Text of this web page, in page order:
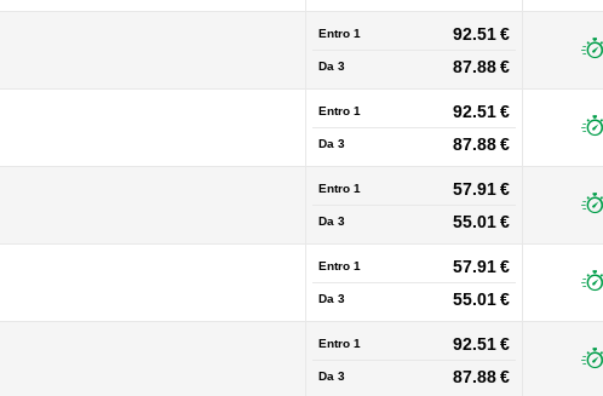
Entro 1 92.51 €
Da 3 87.88 €
Entro 1 92.51 €
Da 3 87.88 €
Entro 1 57.91 €
Da 3 55.01 €
Entro 1 57.91 €
Da 3 55.01 €
Entro 1 92.51 €
Da 3 87.88 €